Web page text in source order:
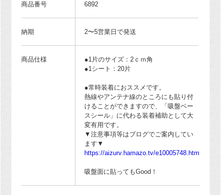
商品番号 6892
納期 2〜5営業日で発送
商品仕様
●1片のサイズ：2ｃｍ角
●1シート：20片
●常時装着におススメです。
熱線やアンテナ線のところにも貼り付
けることができますので、「吸盤ベー
スシール」に代わる装着補助として大
変有用です。
▼注意事項等はブログでご案内してい
ます▼
https://aizurv.hamazo.tv/e10005748.html
吸盤面に貼ってもGood！